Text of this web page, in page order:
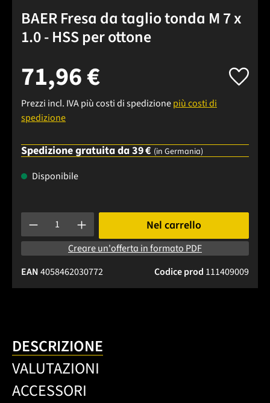
BAER Fresa da taglio tonda M 7 x
1.0 - HSS per ottone
71,96 €
Prezzi incl. IVA più costi di spedizionepiù costi di
spedizione
Spedizione gratuita da 39 € (in Germania)
Disponibile
Quantità del prodotto: inserisci la quantità desiderata o
Nel carrello
Creare un'offerta in formato PDF
Codice prod 111409009
EAN4058462030772
DESCRIZIONE
VALUTAZIONI
ACCESSORI